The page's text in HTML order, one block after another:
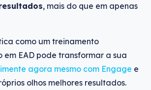
, mais do que em apenas
como um treinamento
EAD pode transformar a sua
agora mesmo com Engage e
olhos melhores resultados.